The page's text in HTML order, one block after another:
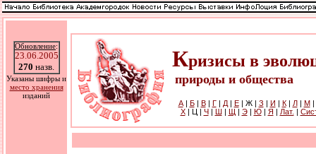
Обновление:
23.06.2005
270 назв.
Указаны шифры и
место хранения
изданий
Кризисы в
природы и общества
А| Б| В| Г| Д| Е| Ж | З | И | К| Л| М|
Х| Ц | Ч| Ш| Щ | Э| Ю| Я | Лат. |